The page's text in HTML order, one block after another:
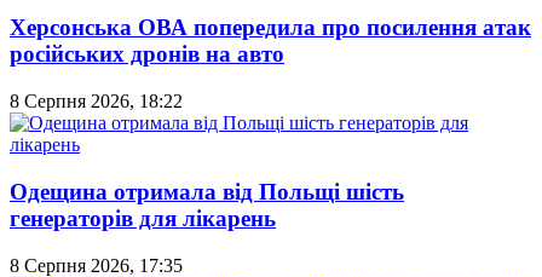
Херсонська ОВА попередила про посилення атак
російських дронів на авто
8 Серпня 2026, 18:22
Одещина отримала від Польщі шість
генераторів для лікарень
8 Серпня 2026, 17:35